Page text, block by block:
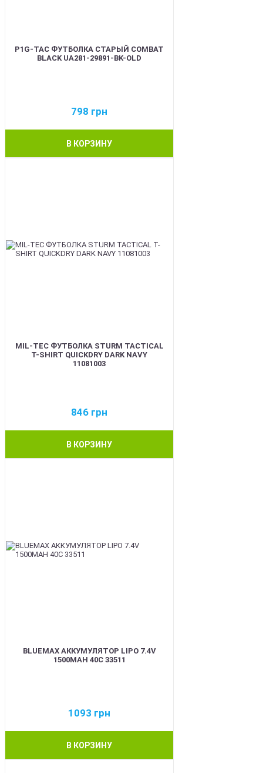
P1G-TAC ФУТБОЛКА СТАРЫЙ COMBAT
BLACK UA281-29891-BK-OLD
798 грн
В КОРЗИНУ
MIL-TEC ФУТБОЛКА STURM TACTICAL
T-SHIRT QUICKDRY DARK NAVY
11081003
846 грн
В КОРЗИНУ
BLUEMAX АККУМУЛЯТОР LIPO 7.4V
1500MAH 40C 33511
1093 грн
В КОРЗИНУ